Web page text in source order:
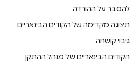
להסבר על ההורדה
תצוגה מקדימה של הקודים הבינאריים
גיבוי קושחה
הקודים הבינאריים של מנהל ההתקן